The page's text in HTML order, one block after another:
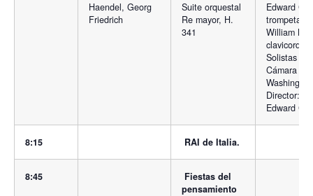
Haendel, Georg
Friedrich
Suite orquestal
Re mayor, H.
341
Edward
trompeta;
William
clavicordio;
Solistas de
Cámara de
Director:
Edward
8:15 RAI de Italia.
8:45
Fiestas del
pensamiento